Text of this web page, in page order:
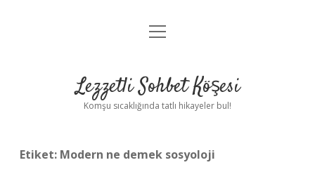
Anasayfa
Yasal Uyarı
menüyü
Lezzetli Sohbet Köşesi
Komşu sıcaklığında tatlı hikayeler bul!
Etiket: Modern ne demek sosyoloji